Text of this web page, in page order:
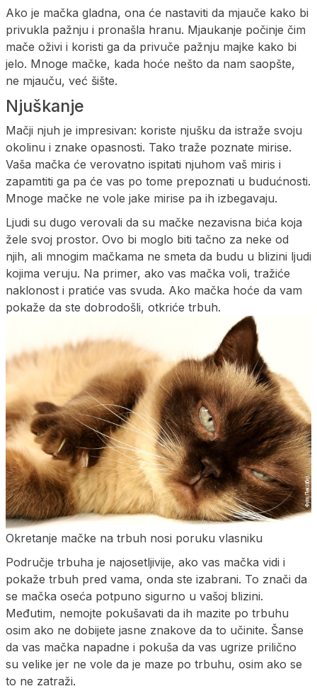
Ako je mačka gladna, ona će nastaviti da mjauče kako bi
privukla pažnju i pronašla hranu. Mjaukanje počinje čim
mače oživi i koristi ga da privuče pažnju majke kako bi
jelo. Mnoge mačke, kada hoće nešto da nam saopšte,
ne mjauču, već šište.
Njuškanje
Mačji njuh je impresivan: koriste njušku da istraže svoju
okolinu i znake opasnosti. Tako traže poznate mirise.
Vaša mačka će verovatno ispitati njuhom vaš miris i
zapamtiti ga pa će vas po tome prepoznati u budućnosti.
Mnoge mačke ne vole jake mirise pa ih izbegavaju.
Ljudi su dugo verovali da su mačke nezavisna bića koja
žele svoj prostor. Ovo bi moglo biti tačno za neke od
njih, ali mnogim mačkama ne smeta da budu u blizini ljudi
kojima veruju. Na primer, ako vas mačka voli, tražiće
naklonost i pratiće vas svuda. Ako mačka hoće da vam
pokaže da ste dobrodošli, otkriće trbuh.
Okretanje mačke na trbuh nosi poruku vlasniku
Područje trbuha je najosetljivije, ako vas mačka vidi i
pokaže trbuh pred vama, onda ste izabrani. To znači da
se mačka oseća potpuno sigurno u vašoj blizini.
Međutim, nemojte pokušavati da ih mazite po trbuhu
osim ako ne dobijete jasne znakove da to učinite. Šanse
da vas mačka napadne i pokuša da vas ugrize prilično
su velike jer ne vole da je maze po trbuhu, osim ako se
to ne zatraži.